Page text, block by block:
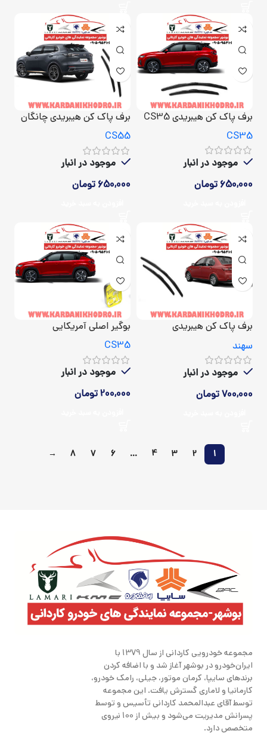
برف پاک کن هیبریدی CS35
CS35
موجود در انبار
650,000 تومان
برف پاک کن هیبریدی چانگان
CS55
CS55
موجود در انبار
650,000 تومان
برف پاک کن هیبریدی
سهند
موجود در انبار
700,000تومان
بوگیر اصلی آمریکایی
CS35
موجود در انبار
200,000تومان
1
2
3
4
…
6
7
8
→
مجموعه خودرویی کاردانی از سال 1379 با
ایران‌خودرو در بوشهر آغاز شد و با اضافه کردن
برندهای سایپا، کرمان موتور، جیلی، رامک خودرو،
کارمانیا و لاماری گسترش یافت. این مجموعه
توسط آقای عبدالمحمد کاردانی تأسیس و توسط
پسرانش مدیریت می‌شود و بیش از 100 نیروی
متخصص دارد.